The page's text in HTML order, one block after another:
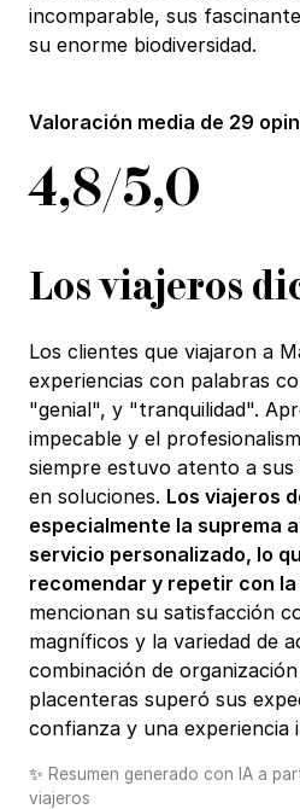
incomparable, sus
su enorme biodiversidad.
Valoración media de 29
4,8/5,0
Los viajeros
Los clientes que viajaron a
experiencias con palabras
"genial", y "tranquilidad".
impecable y el
siempre estuvo atento a sus
en soluciones. Los viajeros
especialmente la suprema
servicio personalizado, lo
recomendar y repetir con la
mencionan su satisfacción
magníficos y la variedad de
combinación de
placenteras superó sus
confianza y una experiencia
✨ Resumen generado con IA a
viajeros